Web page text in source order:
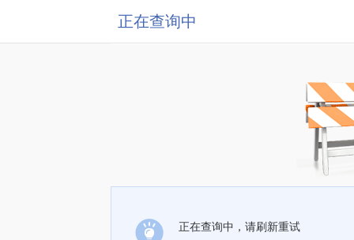
正在查询中
正在查询中，请刷新重试